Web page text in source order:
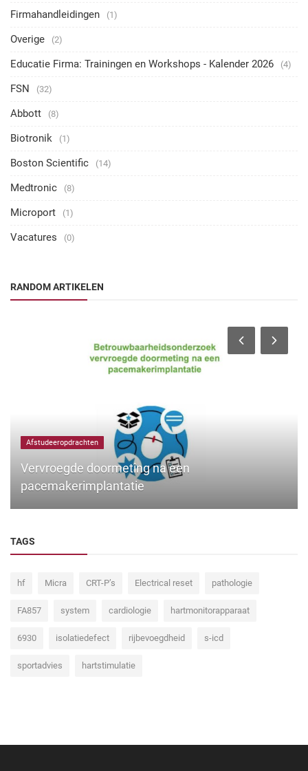
Firmahandleidingen (1)
Overige (2)
Educatie Firma: Trainingen en Workshops - Kalender 2026 (4)
FSN (32)
Abbott (8)
Biotronik (1)
Boston Scientific (14)
Medtronic (8)
Microport (1)
Vacatures (0)
RANDOM ARTIKELEN
Afstudeeropdrachten
Vervroegde doormeting na een
pacemakerimplantatie
TAGS
hf Micra CRT-P’s Electrical reset pathologie
FA857 system cardiologie hartmonitorapparaat
6930 isolatiedefect rijbevoegdheid s-icd
sportadvies hartstimulatie